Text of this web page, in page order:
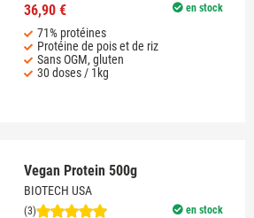
en stock
36,90 €
71% protéines
Protéine de pois et de riz
Sans OGM, gluten
30 doses / 1kg
Vegan Protein 500g
BIOTECH USA
en stock
(3)